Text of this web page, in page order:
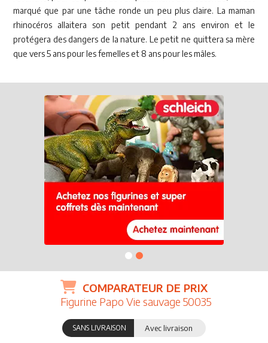
marqué que par une tâche ronde un peu plus claire. La maman
rhinocéros allaitera son petit pendant 2 ans environ et le
protégera des dangers de la nature. Le petit ne quittera sa mère
que vers 5 ans pour les femelles et 8 ans pour les mâles.
COMPARATEUR DE PRIX
Figurine Papo Vie sauvage 50035
SANS LIVRAISON Avec livraison